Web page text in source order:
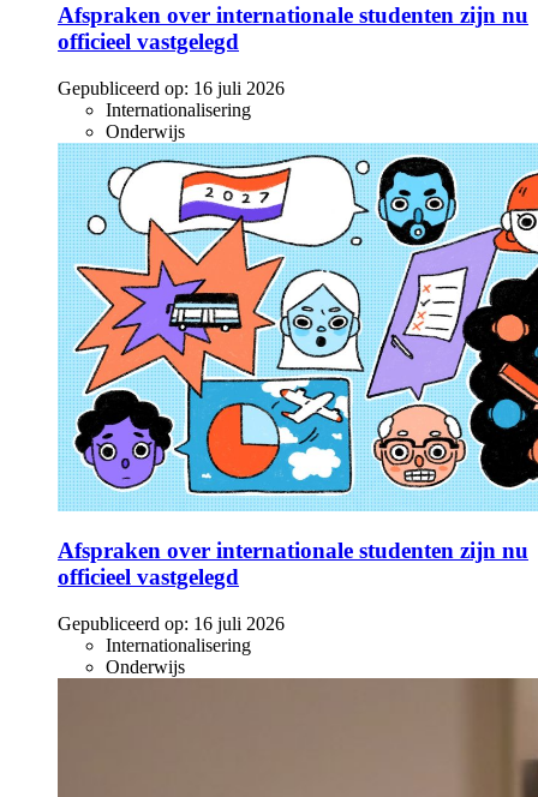
Afspraken over internationale studenten zijn nu
officieel vastgelegd
Gepubliceerd op: 16 juli 2026
Internationalisering
Onderwijs
Afspraken over internationale studenten zijn nu
officieel vastgelegd
Gepubliceerd op: 16 juli 2026
Internationalisering
Onderwijs